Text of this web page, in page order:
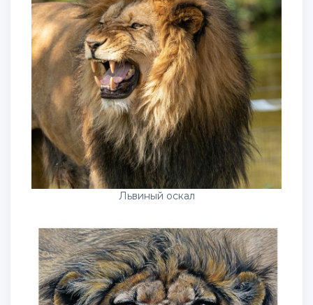
Львиный оскал